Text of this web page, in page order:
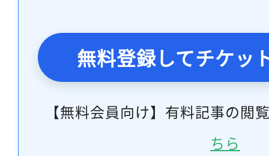
無料登録してチケッ
【無料会員向け】有料記事の閲
ちら